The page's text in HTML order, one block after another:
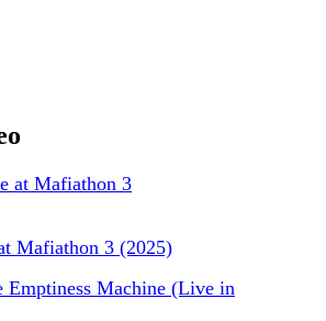
Mafiathon 3 (2025)